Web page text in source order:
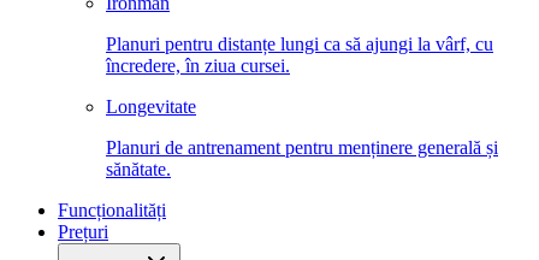
Planuri pentru distanțe lungi ca să ajungi la vârf, cu
încredere, în ziua cursei.
Longevitate
Planuri de antrenament pentru menținere generală și
sănătate.
Funcționalități
Prețuri